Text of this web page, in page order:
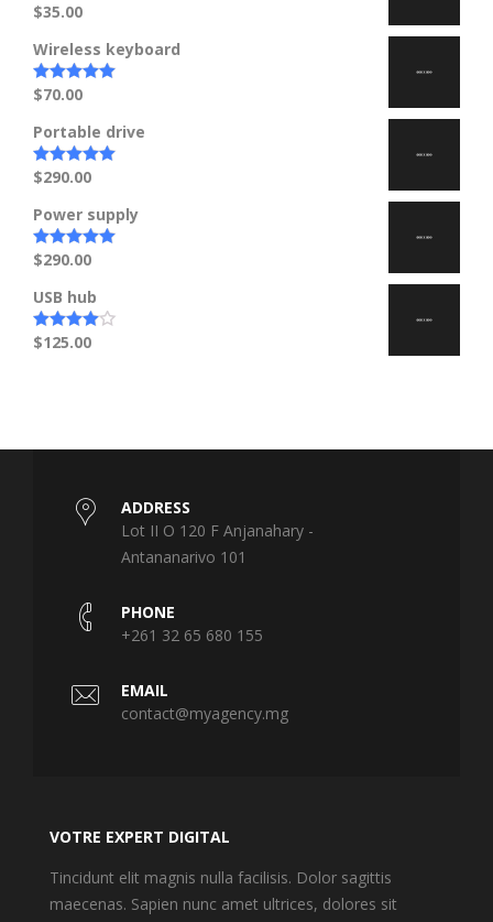
Note5.00
$35.00
Wireless keyboard
Note5.00
$70.00
Portable drive
Note5.00
$290.00
Power supply
Note5.00
$290.00
USB hub
Note4.00
$125.00
ADDRESS
Lot II O 120 F Anjanahary -
Antananarivo 101
PHONE
+261 32 65 680 155
EMAIL
contact@myagency.mg
VOTRE EXPERT DIGITAL
Tincidunt elit magnis nulla facilisis. Dolor sagittis
maecenas. Sapien nunc amet ultrices, dolores sit